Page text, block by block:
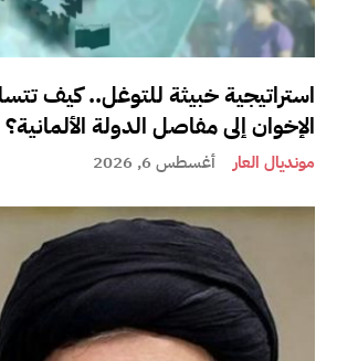
استراتيجية خبيثة للتوغل.. كيف
الإخوان إلى مفاصل الدولة الألمانية؟
مونديال العار أغسطس 6, 2026